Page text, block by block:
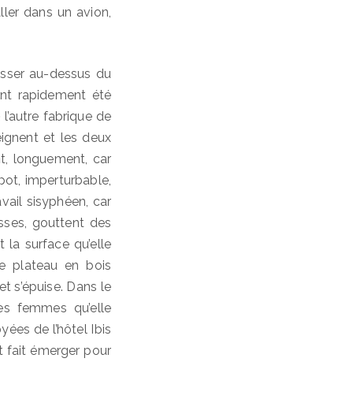
dans un avion,
au-dessus du
rapidement été
fabrique de
et les deux
longuement, car
imperturbable,
sisyphéen, car
gouttent des
surface qu’elle
plateau en bois
s’épuise. Dans le
femmes qu’elle
de l’hôtel Ibis
fait émerger pour